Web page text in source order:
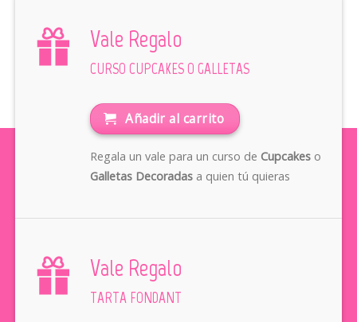
Vale Regalo
CURSO CUPCAKES O GALLETAS
Añadir al carrito
Regala un vale para un curso de Cupcakeso
Galletas Decoradasa quien tú quieras
Vale Regalo
TARTA FONDANT